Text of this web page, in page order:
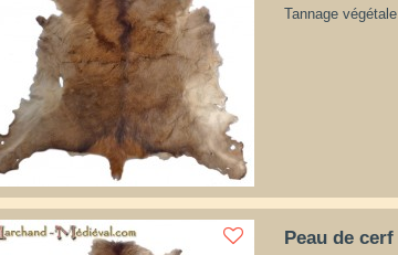
Tannage végétale
Peau de cerf